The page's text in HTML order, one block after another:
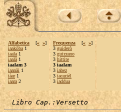
Alfabetica [« »]
iaakòba 1
iaala 1
iaalà 1
iaalam 3
iaanài 1
iàar1
iaara 2
Frequenza [« »]
3 guiderò
3 guizzano
3 hittite
3 iaalam
3 iabez
3 iacazièl
3 iaddua
Libro Cap.:Versetto